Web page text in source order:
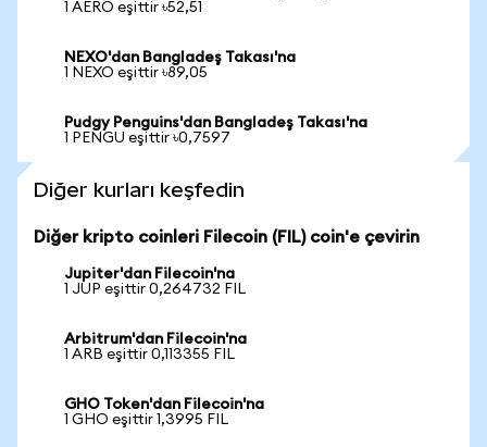
1 AERO eşittir ৳52,51
NEXO'dan Bangladeş Takası'na
1 NEXO eşittir ৳89,05
Pudgy Penguins'dan Bangladeş Takası'na
1 PENGU eşittir ৳0,7597
Diğer kurları keşfedin
Diğer kripto coinleri Filecoin (FIL) coin'e çevirin
Jupiter'dan Filecoin'na
1 JUP eşittir 0,264732 FIL
Arbitrum'dan Filecoin'na
1 ARB eşittir 0,113355 FIL
GHO Token'dan Filecoin'na
1 GHO eşittir 1,3995 FIL